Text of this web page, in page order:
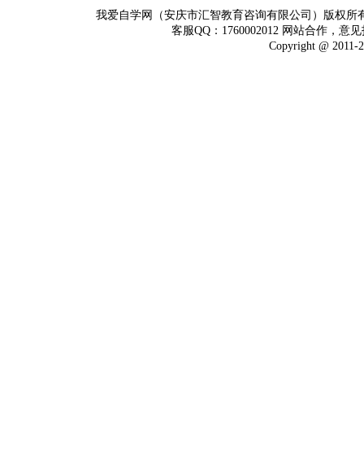
我爱自学网（安庆市汇智教育咨询有限公司）版权
客服QQ：1760002012 网站合作，意
Copyright @